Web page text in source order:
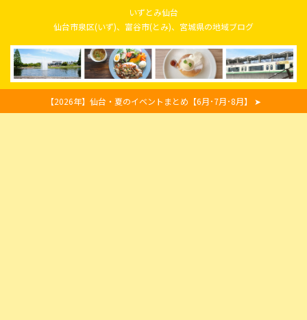
いずとみ仙台
仙台市泉区(いず)、富谷市(とみ)、宮城県の地域ブログ
【2026年】仙台・夏のイベントまとめ【6月･7月･8月】 ➤